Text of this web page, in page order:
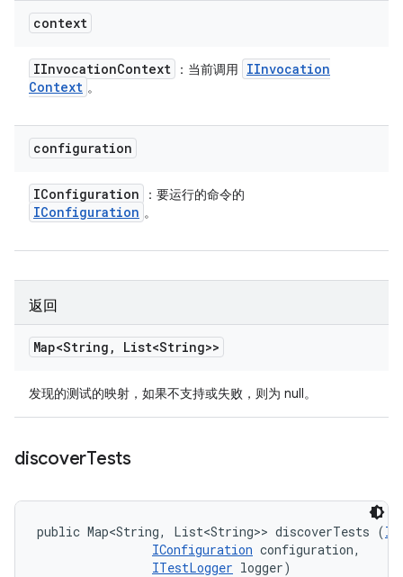
context
IInvocationContext ：当前调用
IInvocation
Context 。
configuration
IConfiguration ：要运行的命令的
IConfiguration 。
返回
Map<String , List<String>>
发现的测试的映射，如果不支持或失败，则为 null。
discoverTests
public Map<String, List<String>> discoverTests (
IConfiguration configuration,
ITestLogger logger)